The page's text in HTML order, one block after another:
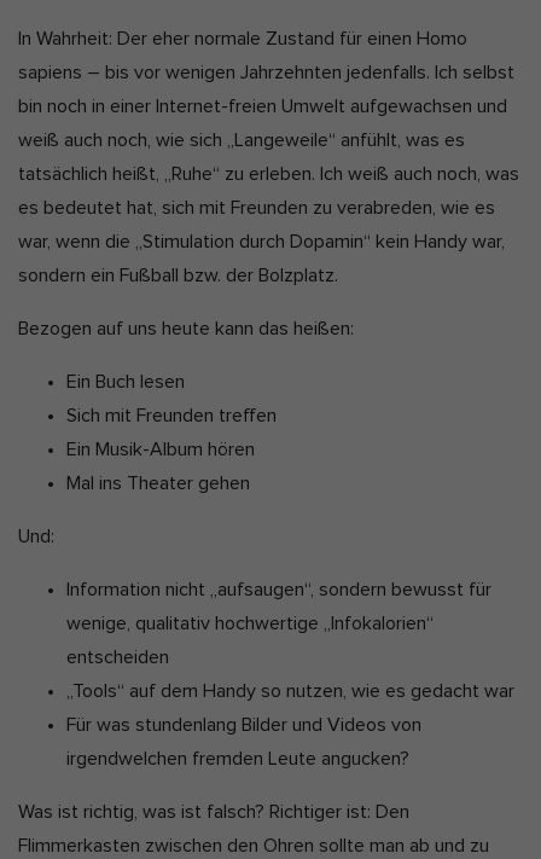
In Wahrheit: Der eher normale Zustand für einen Homo
sapiens – bis vor wenigen Jahrzehnten jedenfalls. Ich selbst
bin noch in einer Internet-freien Umwelt aufgewachsen und
weiß auch noch, wie sich „Langeweile“ anfühlt, was es
tatsächlich heißt, „Ruhe“ zu erleben. Ich weiß auch noch, was
es bedeutet hat, sich mit Freunden zu verabreden, wie es
war, wenn die „Stimulation durch Dopamin“ kein Handy war,
sondern ein Fußball bzw. der Bolzplatz.
Bezogen auf uns heute kann das heißen:
Ein Buch lesen
Sich mit Freunden treffen
Ein Musik-Album hören
Mal ins Theater gehen
Und:
Information nicht „aufsaugen“, sondern bewusst für
wenige, qualitativ hochwertige „Infokalorien“
entscheiden
„Tools“ auf dem Handy so nutzen, wie es gedacht war
Für was stundenlang Bilder und Videos von
irgendwelchen fremden Leute angucken?
Was ist richtig, was ist falsch? Richtiger ist: Den
Flimmerkasten zwischen den Ohren sollte man ab und zu